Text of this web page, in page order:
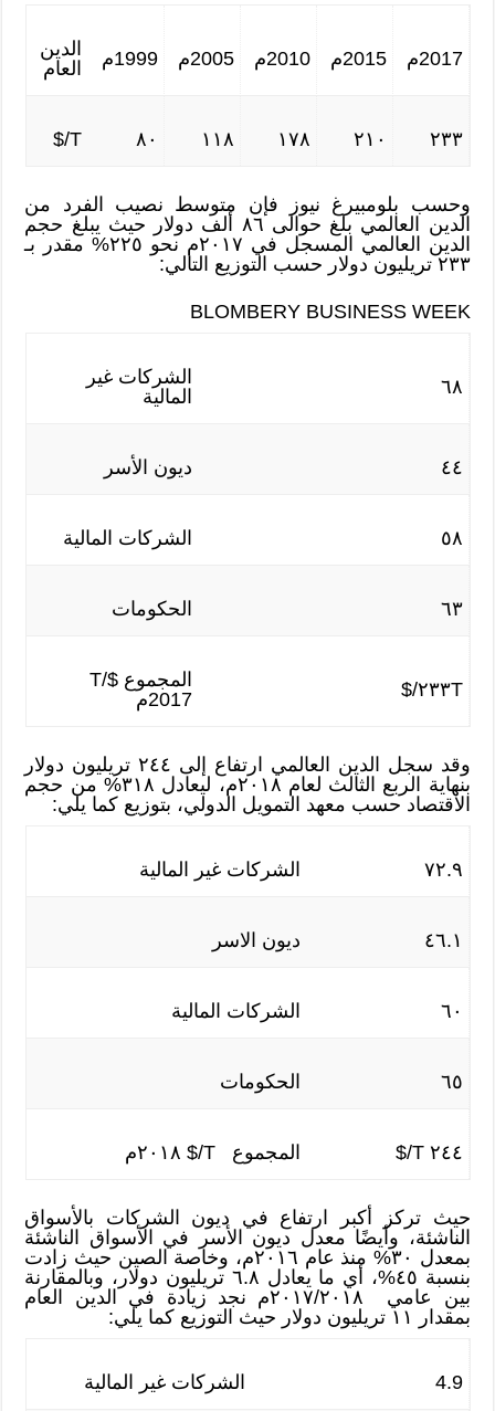
2017م 2015م 2010م 2005م 1999م
الدين
العام
٢٣٣ ٢١٠ ١٧٨ ١١٨ ٨٠ T/$
وحسب بلومبيرغ نيوز فإن متوسط نصيب الفرد من
الدين العالمي بلغ حوالى ٨٦ ألف دولار حيث يبلغ حجم
الدين العالمي المسجل في ٢٠١٧م نحو ٢٢٥% مقدر بـ
٢٣٣ تريليون دولار حسب التوزيع التالي:
BLOMBERY BUSINESS WEEK
٦٨
الشركات غير
المالية
٤٤ ديون الأسر
٥٨ الشركات المالية
٦٣ الحكومات
٢٣٣T/$
المجموع T/$
2017م
وقد سجل الدين العالمي ارتفاع إلى ٢٤٤ تريليون دولار
بنهاية الربع الثالث لعام ٢٠١٨م، ليعادل ٣١٨% من حجم
الاقتصاد حسب معهد التمويل الدولي، بتوزيع كما يلي:
٧٢.٩ الشركات غير المالية
٤٦.١ ديون الاسر
٦٠ الشركات المالية
٦٥ الحكومات
٢٤٤ T/$ المجموع T/$ ٢٠١٨م
حيث تركز أكبر ارتفاع في ديون الشركات بالأسواق
الناشئة، وأيضًا معدل ديون الأسر في الأسواق الناشئة
بمعدل ٣٠% منذ عام ٢٠١٦م، وخاصة الصين حيث زادت
بنسبة ٤٥%، أي ما يعادل ٦.٨ تريليون دولار، وبالمقارنة
بين عامي ٢٠١٧/٢٠١٨م نجد زيادة في الدين العام
بمقدار ١١ تريليون دولار حيث التوزيع كما يلي:
4.9 الشركات غير المالية